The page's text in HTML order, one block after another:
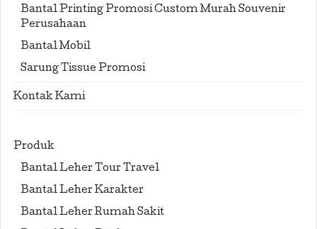
Bantal Printing Promosi Custom Murah Souvenir
Perusahaan
Bantal Mobil
Sarung Tissue Promosi
Kontak Kami
Produk
Bantal Leher Tour Travel
Bantal Leher Karakter
Bantal Leher Rumah Sakit